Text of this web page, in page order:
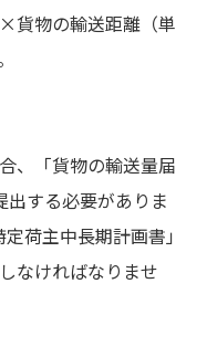
貨物の輸送距離（単
、「貨物の輸送量届
する必要がありま
荷主中長期計画書」
なければなりませ